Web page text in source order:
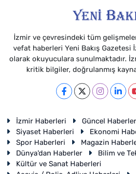
İzmir ve çevresindeki tüm
vefat haberleri Yeni Bakış Gazetesi
olarak okuyuculara sunulmaktadır.
kritik bilgiler, doğrulanmış
İzmir Haberleri
Güncel Haberler
Siyaset Haberleri
Ekonomi
Spor Haberleri
Magazin
Dünya'dan Haberler
Bilim ve
Kültür ve Sanat Haberleri